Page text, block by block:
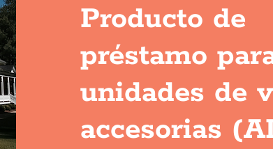
Producto de
préstamo
unidades de
accesorias